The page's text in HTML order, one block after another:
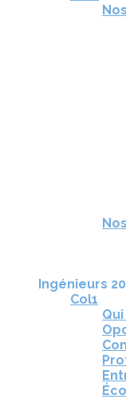
Ingénieurs
Col1